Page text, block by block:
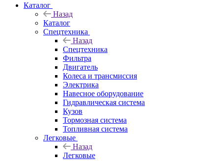
Каталог
Назад
Каталог
Спецтехника
Назад
Спецтехника
Фильтра
Двигатель
Колеса и трансмиссия
Электрика
Навесное оборудование
Гидравлическая система
Кузов
Тормозная система
Топливная система
Легковые
Назад
Легковые